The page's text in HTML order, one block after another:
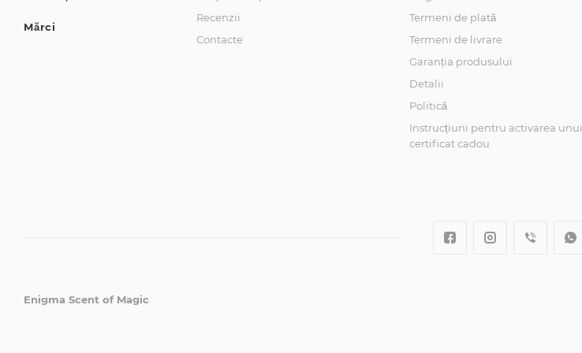
Mărci
Recenzii
Contacte
Termeni de plată
Termeni de livrare
Garanția produsului
Detalii
Politică
Instrucțiuni pentru activarea unui
certificat cadou
Enigma Scent of Magic